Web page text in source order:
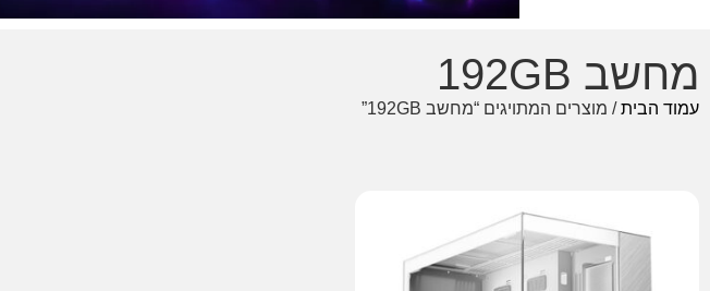
מחשב 192GB
עמוד הבית/ מוצרים המתויגים “מחשב 192GB”